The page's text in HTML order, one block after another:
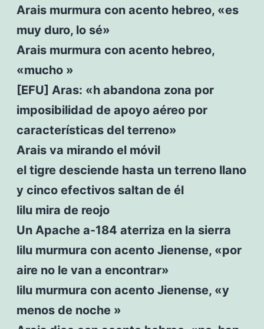
Arais murmura con acento hebreo, «es
muy duro, lo sé»
Arais murmura con acento hebreo,
«mucho »
[EFU] Aras: «h abandona zona por
imposibilidad de apoyo aéreo por
características del terreno»
Arais va mirando el móvil
el tigre desciende hasta un terreno llano
y cinco efectivos saltan de él
lilu mira de reojo
Un Apache a-184 aterriza en la sierra
lilu murmura con acento Jienense, «por
aire no le van a encontrar»
lilu murmura con acento Jienense, «y
menos de noche »